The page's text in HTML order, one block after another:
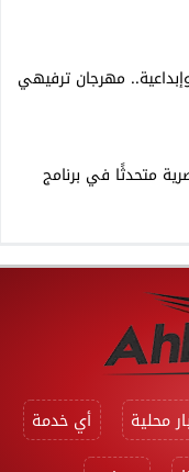
مهرجان ترفيهي
متحدثًا في برنامج
محلية
أي خدمة